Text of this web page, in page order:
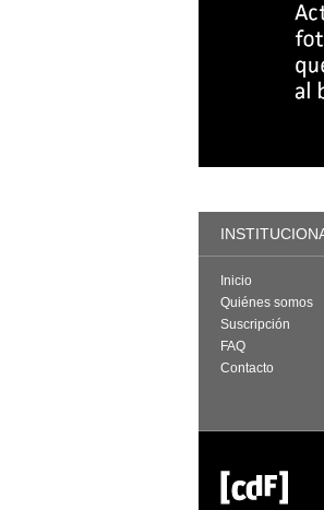
Inicio
Quiénes somos
Suscripción
FAQ
Contacto